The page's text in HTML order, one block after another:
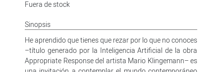
Fuera de stock
Sinopsis
He aprendido que tienes que rezar por lo que no conoces
–título generado por la Inteligencia Artificial de la obra
Appropriate Response del artista Mario Klingemann– es